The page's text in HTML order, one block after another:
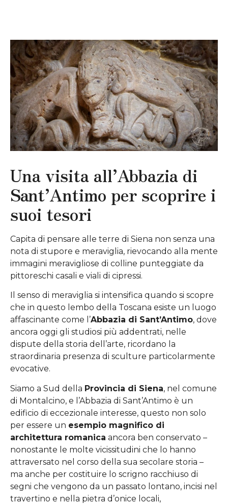
Una visita all’Abbazia di
Sant’Antimo per scoprire i
suoi tesori
Capita di pensare alle terre di Siena non senza una
nota di stupore e meraviglia, rievocando alla mente
immagini meravigliose di colline punteggiate da
pittoreschi casali e viali di cipressi.
Il senso di meraviglia si intensifica quando si scopre
che in questo lembo della Toscana esiste un luogo
affascinante come l’Abbazia di Sant’Antimo, dove
ancora oggi gli studiosi più addentrati, nelle
dispute della storia dell’arte, ricordano la
straordinaria presenza di sculture particolarmente
evocative.
Siamo a Sud della Provincia di Siena, nel comune
di Montalcino, e l’Abbazia di Sant’Antimo è un
edificio di eccezionale interesse, questo non solo
per essere un esempio magnifico di
architettura romanica ancora ben conservato –
nonostante le molte vicissitudini che lo hanno
attraversato nel corso della sua secolare storia –
ma anche per costituire lo scrigno racchiuso di
segni che vengono da un passato lontano, incisi nel
travertino e nella pietra d’onice locali,